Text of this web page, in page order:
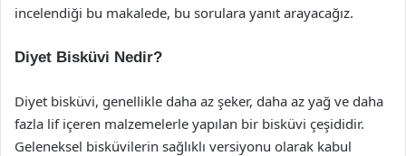
incelendiği bu makalede, bu sorulara yanıt arayacağız.
Diyet Bisküvi Nedir?
Diyet bisküvi, genellikle daha az şeker, daha az yağ ve daha
fazla lif içeren malzemelerle yapılan bir bisküvi çeşididir.
Geleneksel bisküvilerin sağlıklı versiyonu olarak kabul